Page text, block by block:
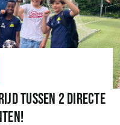
tussen 2 directe